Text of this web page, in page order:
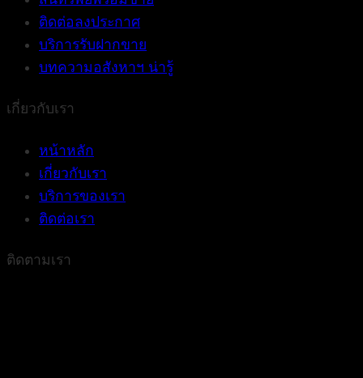
ติดต่อลงประกาศ
บริการรับฝากขาย
บทความอสังหาฯ น่ารู้
เกี่ยวกับเรา
หน้าหลัก
เกี่ยวกับเรา
บริการของเรา
ติดต่อเรา
ติดตามเรา